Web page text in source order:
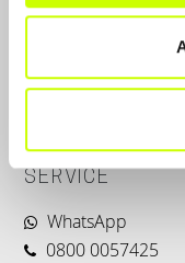
LET'S CONNECT
Instagram
SERVICE
WhatsApp
0800 0057425